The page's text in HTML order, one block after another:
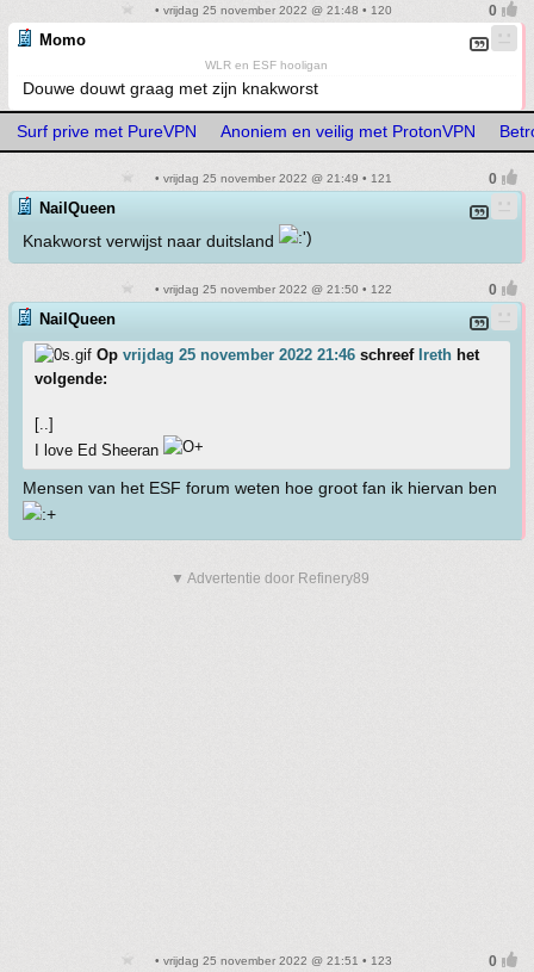
• vrijdag 25 november 2022 @ 21:48 • 120
Momo
WLR en ESF hooligan
Douwe douwt graag met zijn knakworst
Surf prive met PureVPN Anoniem en veilig met ProtonVPN
• vrijdag 25 november 2022 @ 21:49 • 121
NailQueen
Knakworst verwijst naar duitsland
• vrijdag 25 november 2022 @ 21:50 • 122
NailQueen
Op vrijdag 25 november 2022 21:46 schreef Ireth het
volgende:
[..]
I love Ed Sheeran
Mensen van het ESF forum weten hoe groot fan ik hiervan ben
▼ Advertentie door Refinery89
• vrijdag 25 november 2022 @ 21:51 • 123